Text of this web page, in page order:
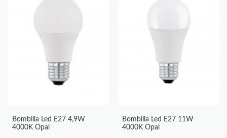
Bombilla Led E27 4,9W
4000K Opal
Bombilla Led E27 11W
4000K Opal